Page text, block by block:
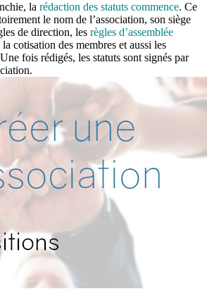
la rédaction des statuts commence. Ce
le nom de l’association, son siège
de direction, les règles d’assemblée
cotisation des membres et aussi les
fois rédigés, les statuts sont signés par